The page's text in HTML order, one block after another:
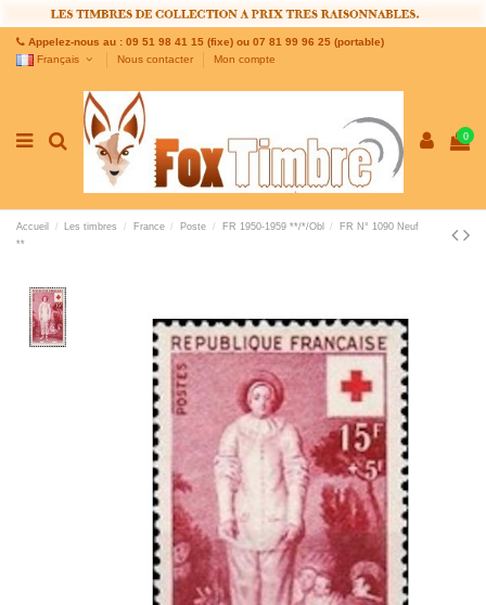
Appelez-nous au : 09 51 98 41 15 (fixe) ou 07 81 99 96 25 (portable)
Français
Nous contacter Mon compte
0
Accueil Les timbres France Poste FR 1950-1959 **/*/Obl
FR N° 1090 Neuf
**